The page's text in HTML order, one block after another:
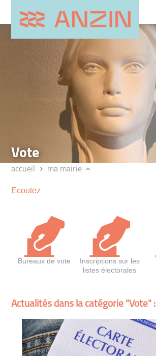
Vote
accueil ma mairie
Ecoutez
Bureaux de vote
listes électorales
Actualités dans la catégorie "Vote" :